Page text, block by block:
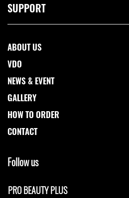
SUPPORT
ABOUT US
VDO
NEWS & EVENT
GALLERY
HOW TO ORDER
CONTACT
Follow us
PRO BEAUTY PLUS